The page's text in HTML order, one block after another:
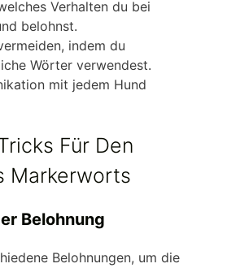
Verhalten du bei
belohnst.
indem du
Wörter verwendest.
mit jedem Hund
Für Den
Markerworts
Belohnung
Belohnungen, um die